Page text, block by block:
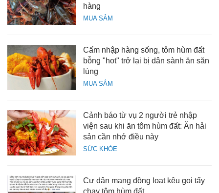
MUA SẮM
hàng
MUA SẮM
Cấm nhập hàng sống, tôm hùm đất
bỗng "hot" trở lại bị dân sành ăn săn
lùng
SỨC KHỎE
Cảnh báo từ vụ 2 người trẻ nhập
viện sau khi ăn tôm hùm đất: Ăn hải
sản cần nhớ điều này
Cư dân mạng đồng loạt kêu gọi tẩy